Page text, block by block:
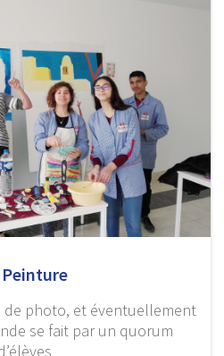
de photo, et éventuellement
se fait par un quorum